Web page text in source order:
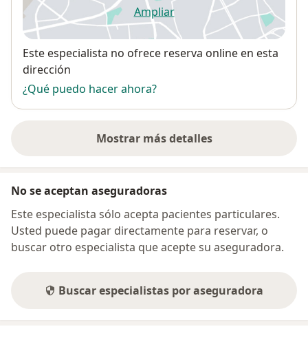
Ampliarse abre en una nueva
Disponibilidad
Este especialista no ofrece reserva online en esta
dirección
¿Qué puedo hacer ahora?
Mostrar más detalles
sobre la dirección
No se aceptan aseguradoras
Este especialista sólo acepta pacientes particulares.
Usted puede pagar directamente para reservar, o
buscar otro especialista que acepte su aseguradora.
Buscar especialistas por aseguradora